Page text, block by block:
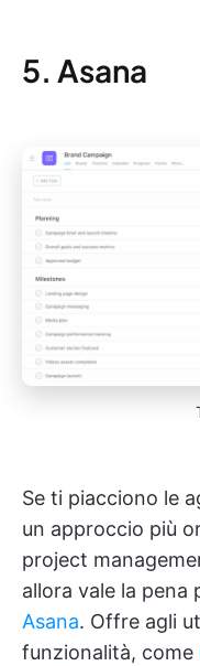
5. Asana
Se ti piacciono le
un approccio più
project
allora vale la pena
Asana. Offre agli
funzionalità, come